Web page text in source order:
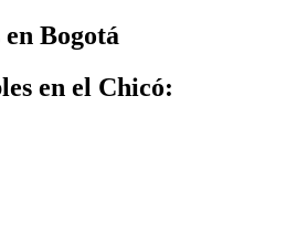
Bogotá
en el Chicó: